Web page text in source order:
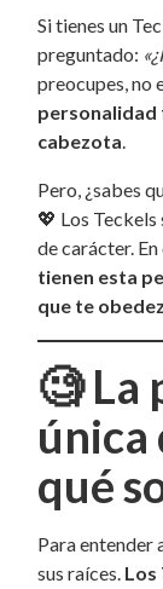
Si tienes un
preguntado:
preocupes, no
personalidad
cabezota.
Pero, ¿sabes
💖 Los
de carácter.
tienen esta
que te
🧐La
única
qué
Para entender
sus raíces. Los